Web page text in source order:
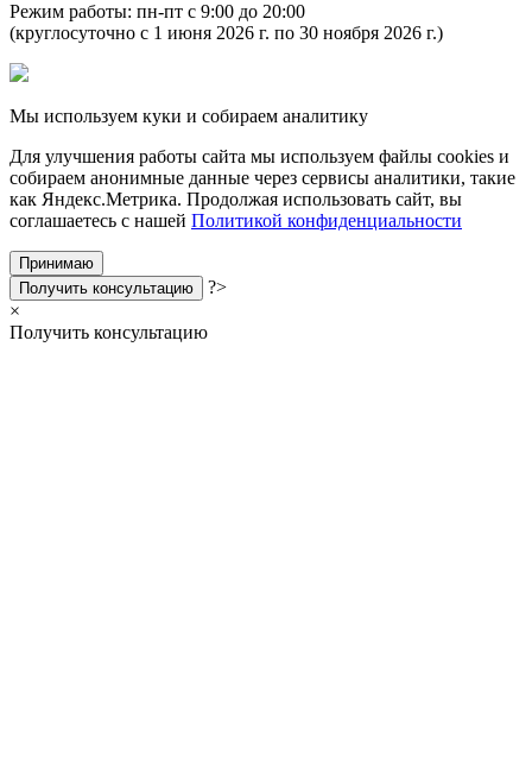
Режим работы: пн-пт с 9:00 до 20:00
(круглосуточно с 1 июня 2026 г. по 30 ноября 2026 г.)
Мы используем куки и собираем аналитику
Для улучшения работы сайта мы используем файлы cookies и
собираем анонимные данные через сервисы аналитики, такие
как Яндекс.Метрика. Продолжая использовать сайт, вы
соглашаетесь с нашей Политикой конфиденциальности
Принимаю
Получить консультацию
?>
×
Получить консультацию